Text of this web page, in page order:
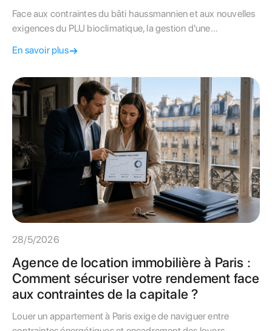
Face aux contraintes du bâti haussmannien et aux nouvelles
exigences du PLU bioclimatique, la gestion d'une
livre les clés aux conseils syndicaux pour auditer leur
En savoir plus
28/5/2026
Agence de location immobilière à Paris :
Comment sécuriser votre rendement face
aux contraintes de la capitale ?
Louer un appartement à Paris exige de naviguer entre